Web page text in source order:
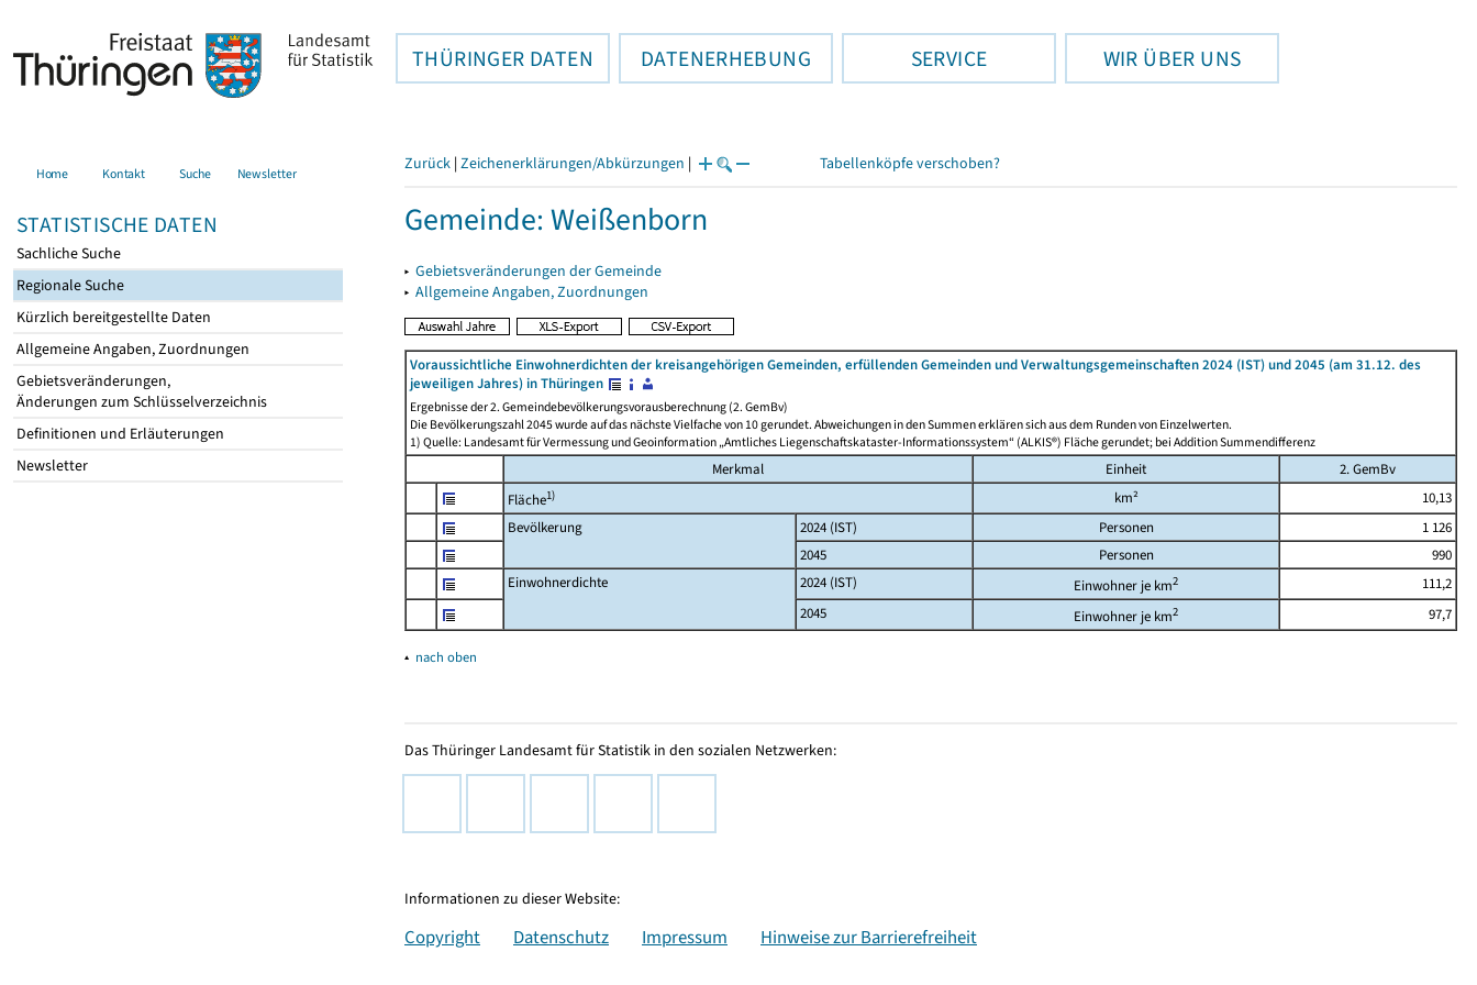
THÜRINGER DATEN DATENERHEBUNG SERVICE WIR ÜBER UNS
Home Kontakt Suche Newsletter
STATISTISCHE DATEN
Sachliche Suche
Regionale Suche
Kürzlich bereitgestellte Daten
Allgemeine Angaben, Zuordnungen
Gebietsveränderungen,
Änderungen zum Schlüsselverzeichnis
Definitionen und Erläuterungen
Newsletter
Zurück | Zeichenerklärungen/Abkürzungen | Tabellenköpfe verschoben?
Gemeinde: Weißenborn
▸ Gebietsveränderungen der Gemeinde
▸ Allgemeine Angaben, Zuordnungen
Voraussichtliche Einwohnerdichten der kreisangehörigen Gemeinden, erfüllenden Gemeinden und Verwaltungsgemeinschaften 2024 (IST) und 2045 (am 31.12. des
jeweiligen Jahres) in Thüringen
Ergebnisse der 2. Gemeindebevölkerungsvorausberechnung (2. GemBv)
Die Bevölkerungszahl 2045 wurde auf das nächste Vielfache von 10 gerundet. Abweichungen in den Summen erklären sich aus dem Runden von Einzelwerten.
1) Quelle: Landesamt für Vermessung und Geoinformation „Amtliches Liegenschaftskataster-Informationssystem“ (ALKIS®) Fläche gerundet; bei Addition Summendifferenz
Merkmal Einheit
2. GemBv
Fläche1) km²
10,13
Bevölkerung
2024 (IST) Personen
1 126
2045
Personen
990
Einwohnerdichte
2024 (IST) Einwohner je km2
111,2
2045
Einwohner je km2 97,7
▴ nach oben
Das Thüringer Landesamt für Statistik in den sozialen Netzwerken:
Informationen zu dieser Website:
Copyright Datenschutz Impressum Hinweise zur Barrierefreiheit